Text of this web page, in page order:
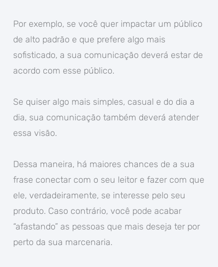
Por exemplo, se você quer impactar um público
de alto padrão e que prefere algo mais
sofisticado, a sua comunicação deverá estar de
acordo com esse público.
Se quiser algo mais simples, casual e do dia a
dia, sua comunicação também deverá atender
essa visão.
Dessa maneira, há maiores chances de a sua
frase conectar com o seu leitor e fazer com que
ele, verdadeiramente, se interesse pelo seu
produto. Caso contrário, você pode acabar
“afastando” as pessoas que mais deseja ter por
perto da sua marcenaria.